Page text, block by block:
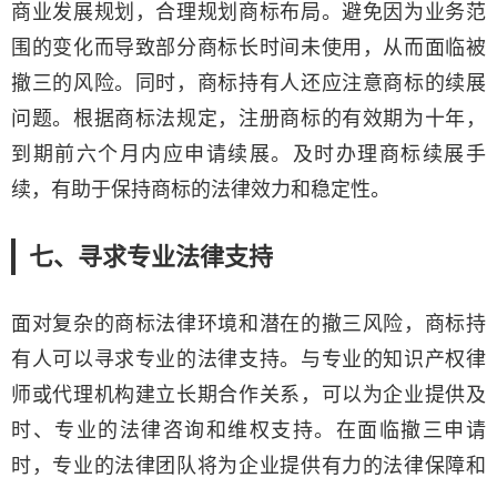
商业发展规划，合理规划商标布局。避免因为业务范
围的变化而导致部分商标长时间未使用，从而面临被
撤三的风险。同时，商标持有人还应注意商标的续展
问题。根据商标法规定，注册商标的有效期为十年，
到期前六个月内应申请续展。及时办理商标续展手
续，有助于保持商标的法律效力和稳定性。
七、寻求专业法律支持
面对复杂的商标法律环境和潜在的撤三风险，商标持
有人可以寻求专业的法律支持。与专业的知识产权律
师或代理机构建立长期合作关系，可以为企业提供及
时、专业的法律咨询和维权支持。在面临撤三申请
时，专业的法律团队将为企业提供有力的法律保障和